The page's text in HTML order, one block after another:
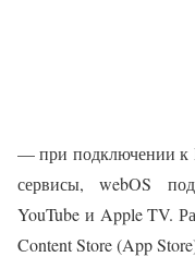
— при подключении к
сервисы, webOS
YouTube и Apple TV.
Content Store (App